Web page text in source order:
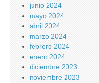
junio 2024
mayo 2024
abril 2024
marzo 2024
febrero 2024
enero 2024
diciembre 2023
noviembre 2023